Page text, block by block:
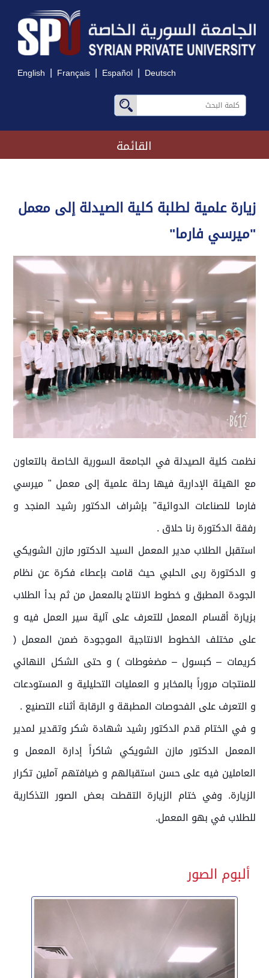
English | Français | Español | Deutsch
القائمة
زيارة علمية لطلبة كلية الصيدلة إلى معمل
"ميرسي فارما"
نظمت كلية الصيدلة في الجامعة السورية الخاصة بالتعاون
مع الهيئة الإدارية فيها رحلة علمية إلى معمل " ميرسي
فارما للصناعات الدوائية" بإشراف الدكتور رشيد المنجد و
رفقة الدكتورة رنا حلاق .
استقبل الطلاب مدير المعمل السيد الدكتور مازن الشويكي
و الدكتورة ربى الحلبي حيث قامت بإعطاء فكرة عن نظام
الجودة المطبق و خطوط الانتاج بالمعمل من ثم بدأ الطلاب
بزيارة أقسام المعمل للتعرف على آلية سير العمل فيه و
على مختلف الخطوط الانتاجية الموجودة ضمن المعمل (
كريمات – كبسول – مضغوطات ) و حتى الشكل النهائي
للمنتجات مروراً بالمخابر و العمليات التحليلية و المستودعات
و التعرف على الفحوصات المطبقة و الرقابة أثناء التصنيع .
و في الختام قدم الدكتور رشيد شهادة شكر وتقدير لمدير
المعمل الدكتور مازن الشويكي شاكراً إدارة المعمل و
العاملين فيه على حسن استقبالهم و ضيافتهم آملين تكرار
الزيارة. وفي ختام الزيارة التقطت بعض الصور التذكارية
للطلاب في بهو المعمل.
ألبوم الصور